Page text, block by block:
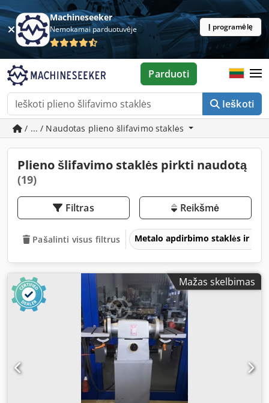
Machineseeker
Nemokamai parduotuvėje Į programėlę
Ieškoti
Parduoti
/ ... / Naudotas plieno šlifavimo staklės
Plieno šlifavimo staklės pirkti naudotą
(19)
Filtras Reikšmė
Pašalinti visus filtrus Metalo apdirbimo staklės ir
Mažas skelbimas